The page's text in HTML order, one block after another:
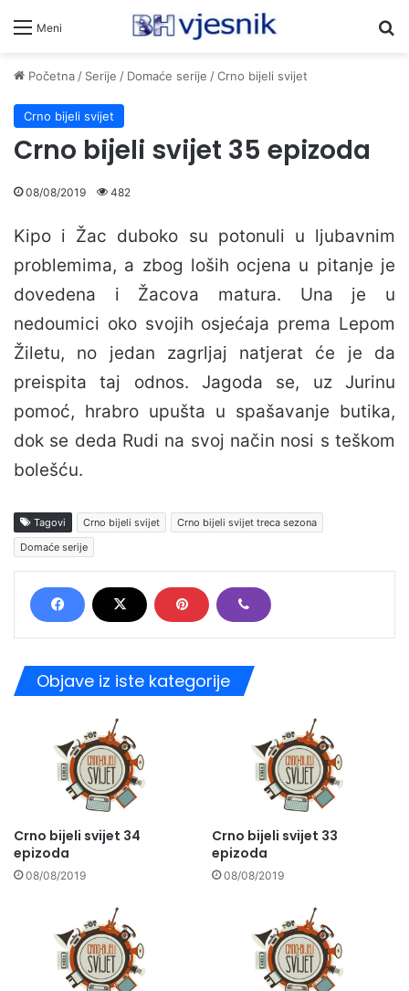
Meni
Početna/ Serije / Domaće serije /Crno bijeli svijet
Crno bijeli svijet
Crno bijeli svijet 35 epizoda
08/08/2019 482
Kipo i Žac duboko su potonuli u ljubavnim
problemima, a zbog loših ocjena u pitanje je
dovedena i Žacova matura. Una je u
nedoumici oko svojih osjećaja prema Lepom
Žiletu, no jedan zagrljaj natjerat će je da
preispita taj odnos. Jagoda se, uz Jurinu
pomoć, hrabro upušta u spašavanje butika,
dok se deda Rudi na svoj način nosi s teškom
bolešću.
Tagovi Crno bijeli svijet
Crno bijeli svijet treca sezona
Domaće serije
Objave iz iste kategorije
Crno bijeli svijet 34
epizoda
08/08/2019
Crno bijeli svijet 33
epizoda
08/08/2019